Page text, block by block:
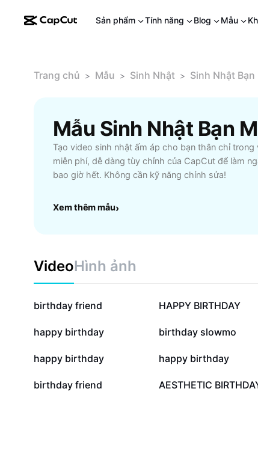
Sản phẩm Tính năng Blog Mẫu
Trang chủ > Mẫu > Sinh Nhật > Sinh Nhật Bạn
Mẫu Sinh Nhật Bạn
Tạo video sinh nhật ấm áp cho bạn thân chỉ trong
miễn phí, dễ dàng tùy chỉnh của CapCut để làm
bao giờ hết. Không cần kỹ năng chỉnh sửa!
Xem thêm mẫu›
VideoHình ảnh
2,5 Tr
birthday friend 2,2 Tr
HAPPY BIRTHDAY
463,6 N
happy birthday 320,9 N
birthday slowmo
103,5 N
happy birthday 97,3 N
happy birthday
7 N
birthday friend 1,5 N
AESTHETIC